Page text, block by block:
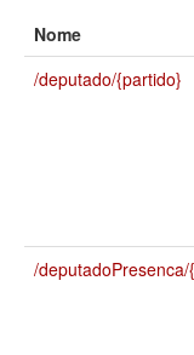
Planejamento
Catálogo de dados
Legislação
Nome
/deputado/{partido}
/